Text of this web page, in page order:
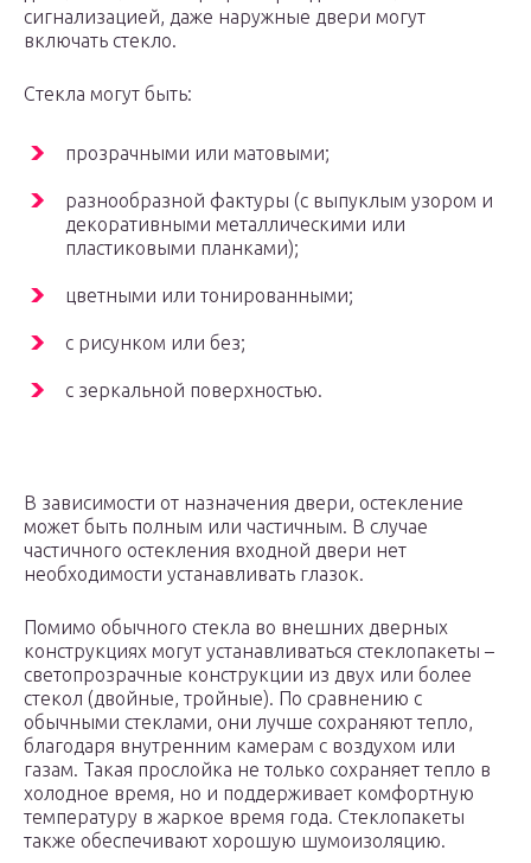
сигнализацией, даже наружные двери могут
включать стекло.
Стекла могут быть:
прозрачными или матовыми;
разнообразной фактуры (с выпуклым узором и
декоративными металлическими или
пластиковыми планками);
цветными или тонированными;
с рисунком или без;
с зеркальной поверхностью.
В зависимости от назначения двери, остекление
может быть полным или частичным. В случае
частичного остекления входной двери нет
необходимости устанавливать глазок.
Помимо обычного стекла во внешних дверных
конструкциях могут устанавливаться стеклопакеты –
светопрозрачные конструкции из двух или более
стекол (двойные, тройные). По сравнению с
обычными стеклами, они лучше сохраняют тепло,
благодаря внутренним камерам с воздухом или
газам. Такая прослойка не только сохраняет тепло в
холодное время, но и поддерживает комфортную
температуру в жаркое время года. Стеклопакеты
также обеспечивают хорошую шумоизоляцию.